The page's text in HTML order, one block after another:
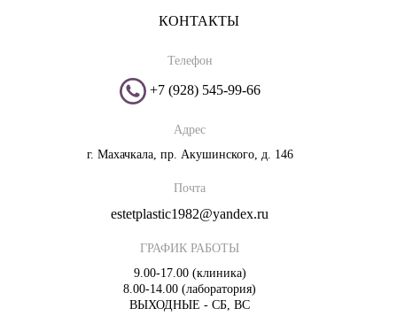
КОНТАКТЫ
Телефон
+7 (928) 545-99-66
Адрес
г. Махачкала, пр. Акушинского, д. 146
Почта
estetplastic1982@yandex.ru
ГРАФИК РАБОТЫ
9.00-17.00 (клиника)
8.00-14.00 (лаборатория)
ВЫХОДНЫЕ - СБ, ВС